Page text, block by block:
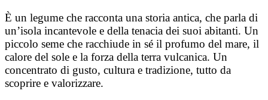
È un legume che racconta una storia antica, che parla di
un’isola incantevole e della tenacia dei suoi abitanti. Un
piccolo seme che racchiude in sé il profumo del mare, il
calore del sole e la forza della terra vulcanica. Un
concentrato di gusto, cultura e tradizione, tutto da
scoprire e valorizzare.